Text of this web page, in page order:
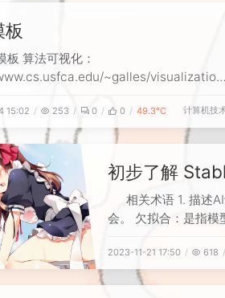
要求实现两种及两
并、差、排序、去重
板
板 算法可视化：
~galles/visualization/
笔记 1. 数据读入 scanf比cin更
用scanf读入数据（百万级以上数据）
15:02 253 0 0 49.3℃ 计算机技
初步了解
相关术语 1. 描述
会。 欠拟合：是指模
会。模型在训练集、
合：在训练集上表现
简单来说，就是学
2023-11-21 17:50 618